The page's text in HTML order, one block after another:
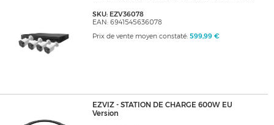
SKU: EZV36078
EAN: 6941545636078
Prix de vente moyen constaté: 599,99 €
EZVIZ - STATION DE CHARGE 600W EU
Version